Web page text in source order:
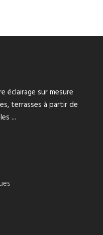
éclairage sur mesure
terrasses à partir de
...